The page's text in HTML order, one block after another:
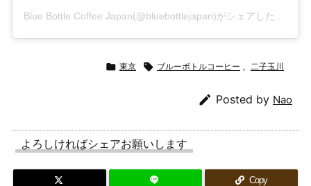
Blue Bottle Coffee Japan(@bluebottlejapan)がシェアした投稿
 東京  ブルーボトルコーヒー , 二子玉川
 Posted by Nao
よろしければシェアお願いします
Copy